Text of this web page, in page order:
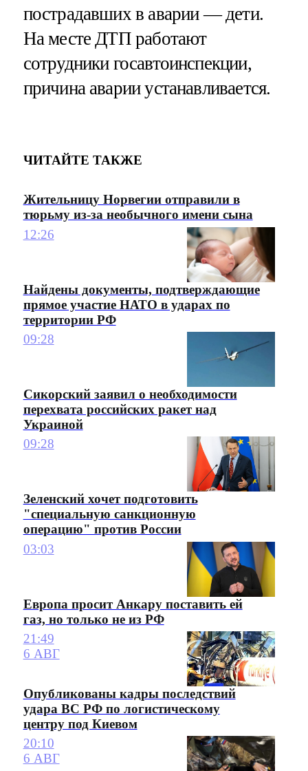
пострадавших в аварии — дети.
На месте ДТП работают
сотрудники госавтоинспекции,
причина аварии устанавливается.
ЧИТАЙТЕ ТАКЖЕ
Жительницу Норвегии отправили в
тюрьму из-за необычного имени сына
12:26
Найдены документы, подтверждающие
прямое участие НАТО в ударах по
территории РФ
09:28
Сикорский заявил о необходимости
перехвата российских ракет над
Украиной
09:28
Зеленский хочет подготовить
"специальную санкционную
операцию" против России
03:03
Европа просит Анкару поставить ей
газ, но только не из РФ
21:49
6 АВГ
Опубликованы кадры последствий
удара ВС РФ по логистическому
центру под Киевом
20:10
6 АВГ